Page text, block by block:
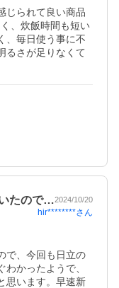
じられて良い商品
、炊飯時間も短い
、毎日使う事に不
るさが足りなくて
たので…2024/10/20
hir********さん
で、今回も日立の
かったようで、
思います。早速新